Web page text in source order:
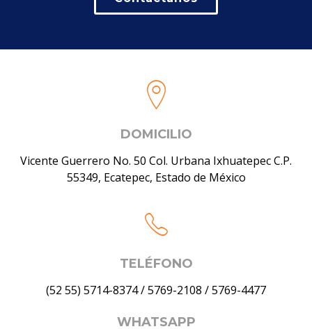
DOMICILIO
Vicente Guerrero No. 50 Col. Urbana Ixhuatepec C.P.
55349, Ecatepec, Estado de México
TELÉFONO
(52 55) 5714-8374/5769-2108 /5769-4477
WHATSAPP